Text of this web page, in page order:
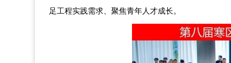
足工程实践需求、聚焦青年人才成长。